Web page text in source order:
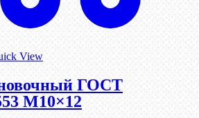
View
ГОСТ
М10×12